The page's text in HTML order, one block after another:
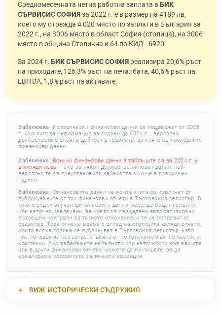
Средномесечната нетна работна заплата вБИК
СЪРВИСИС СОФИЯза 2022 г. е в размер на 4189 лв,
което му отрежда 4 020 място по заплати в България за
2022 г., на 3006 място в област София (столица), на 3006
място в община Столична и 64 по КИД - 6920.
За 2024 г. БИК СЪРВИСИС СОФИЯ реализира 20,6% ръст
на приходите, 126,3% ръст на печалбата, 40,6% ръст на
EBITDA, 1,8% ръст на активите.
Забележка: Исторически финансови данни се поддържат от 2008
г. Ако липсва информация за години до 2024 г. , вероятно
дружеството е спряло дейност в годината, за която са последните
финансови данни.
Забележка: Всички финансови данни в таблиците са за 2024 г. и
в хиляди лева – ако за някои дружества липсват данни, най-
вероятно те са преустановили дейността си още в предходни
години.
Забележка: Финансовите данни на компаниите се извличат от
публикуваните от тях финансови отчети в Търговския регистър. В
много редки случаи финансовите данни може да бъдат непълни
или неточно извлечени, за което са създадени автоматизирани
вътрешни контроли за тяхното откриване, и те се поправят от
редактор. Това отнема време с оглед на стотиците хиляди отчети,
които всяка година се публикуват в Търговския регистър, като
ние поправяме несъответствията от по-големите към по-малките
компании. Ако забележите непълноти или неточности във вашите
или в други финансови отчети, можете да ни пишете, за да
ескалираме приоритета за тяхната корекция.
ВИЖ ИСТОРИЧЕСКИ СЪДРУЖИЯ